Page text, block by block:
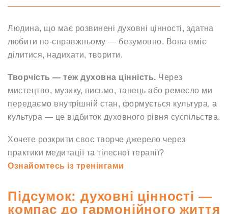
Людина, що має розвинені духовні цінності, здатна
любити по-справжньому — безумовно. Вона вміє
ділитися, надихати, творити.
Творчість — теж духовна цінність. Через
мистецтво, музику, письмо, танець або ремесло ми
передаємо внутрішній стан, формується культура, а
культура — це відбиток духовного рівня суспільства.
Хочете розкрити своє творче джерело через
практики медитації та тілесної терапії?
Ознайомтесь із тренінгами
Підсумок: духовні цінності —
компас до гармонійного життя